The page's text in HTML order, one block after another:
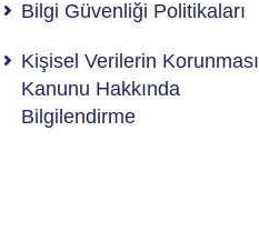
Bilgi Güvenliği Politikaları
Kişisel Verilerin Korunması
Kanunu Hakkında
Bilgilendirme